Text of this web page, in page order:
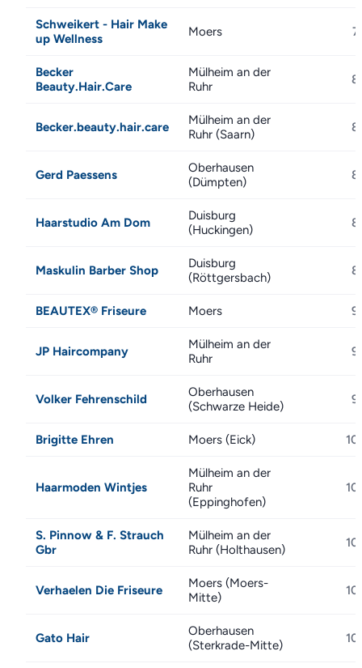
Schweikert - Hair Make
up Wellness
Moers 7
Becker
Beauty.Hair.Care
Mülheim an der
Ruhr
8
Becker.beauty.hair.care
Mülheim an der
Ruhr (Saarn)
8
Gerd Paessens
Oberhausen
(Dümpten)
8
Haarstudio Am Dom
Duisburg
(Huckingen)
8
Maskulin Barber Shop
Duisburg
(Röttgersbach)
8
BEAUTEX® Friseure Moers 9
JP Haircompany
Mülheim an der
Ruhr
9
Volker Fehrenschild
Oberhausen
(Schwarze Heide)
9
Brigitte Ehren Moers (Eick) 10
Haarmoden Wintjes
Mülheim an der
Ruhr
(Eppinghofen)
10
S. Pinnow & F. Strauch
Gbr
Mülheim an der
Ruhr (Holthausen)
10
Verhaelen Die Friseure
Moers (Moers-
Mitte)
10
Gato Hair
Oberhausen
(Sterkrade-Mitte)
10